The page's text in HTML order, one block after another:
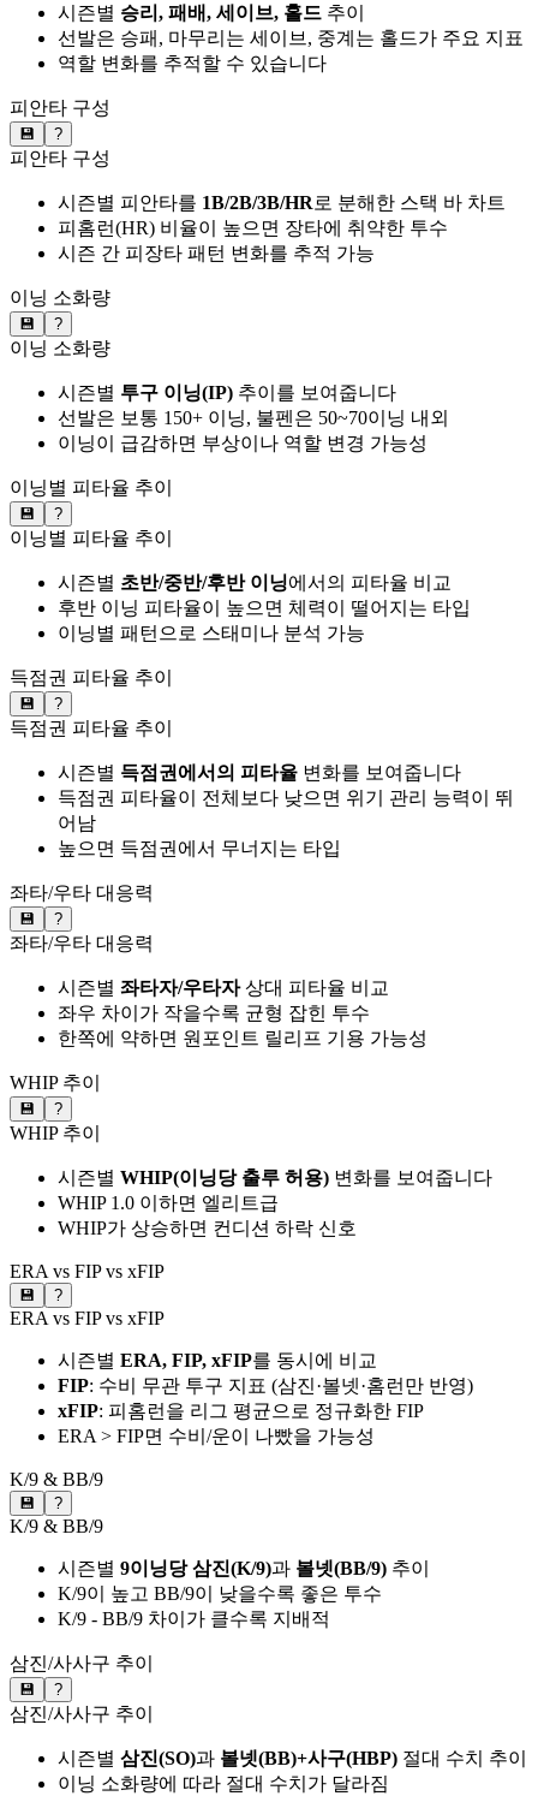
시즌별 승리, 패배, 세이브, 홀드 추이
선발은 승패, 마무리는 세이브, 중계는 홀드가 주요 지표
역할 변화를 추적할 수 있습니다
피안타 구성
💾 ?
피안타 구성
시즌별 피안타를 1B/2B/3B/HR로 분해한 스택 바 차트
피홈런(HR) 비율이 높으면 장타에 취약한 투수
시즌 간 피장타 패턴 변화를 추적 가능
이닝 소화량
💾 ?
이닝 소화량
시즌별 투구 이닝(IP) 추이를 보여줍니다
선발은 보통 150+ 이닝, 불펜은 50~70이닝 내외
이닝이 급감하면 부상이나 역할 변경 가능성
이닝별 피타율 추이
💾 ?
이닝별 피타율 추이
시즌별 초반/중반/후반 이닝에서의 피타율 비교
후반 이닝 피타율이 높으면 체력이 떨어지는 타입
이닝별 패턴으로 스태미나 분석 가능
득점권 피타율 추이
💾 ?
득점권 피타율 추이
시즌별 득점권에서의 피타율 변화를 보여줍니다
득점권 피타율이 전체보다 낮으면 위기 관리 능력이 뛰
어남
높으면 득점권에서 무너지는 타입
좌타/우타 대응력
💾 ?
좌타/우타 대응력
시즌별 좌타자/우타자상대 피타율 비교
좌우 차이가 작을수록 균형 잡힌 투수
한쪽에 약하면 원포인트 릴리프 기용 가능성
WHIP 추이
💾 ?
WHIP 추이
시즌별 WHIP(이닝당 출루 허용) 변화를 보여줍니다
WHIP 1.0 이하면 엘리트급
WHIP가 상승하면 컨디션 하락 신호
ERA vs FIP vs xFIP
💾 ?
ERA vs FIP vs xFIP
시즌별 ERA, FIP, xFIP를 동시에 비교
FIP: 수비 무관 투구 지표 (삼진·볼넷·홈런만 반영)
xFIP: 피홈런을 리그 평균으로 정규화한 FIP
ERA > FIP면 수비/운이 나빴을 가능성
K/9 & BB/9
💾 ?
K/9 & BB/9
시즌별 9이닝당 삼진(K/9)과 볼넷(BB/9) 추이
K/9이 높고 BB/9이 낮을수록 좋은 투수
K/9 - BB/9 차이가 클수록 지배적
삼진/사사구 추이
💾 ?
삼진/사사구 추이
시즌별 삼진(SO)과 볼넷(BB)+사구(HBP) 절대 수치 추이
이닝 소화량에 따라 절대 수치가 달라짐